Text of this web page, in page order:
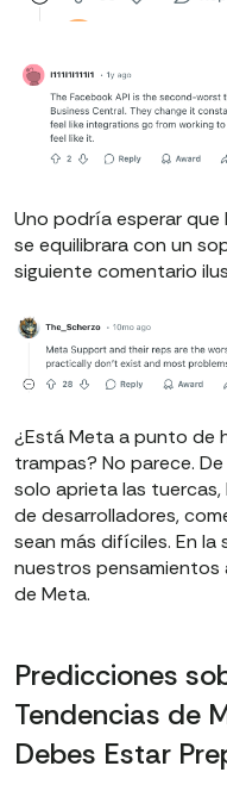
Uno podría esperar que
se equilibrara con un
siguiente comentario
¿Está Meta a punto de
trampas? No parece.
solo aprieta las
de desarrolladores,
sean más difíciles. En
nuestros pensamientos
de Meta.
Predicciones
Tendencias de
Debes Estar